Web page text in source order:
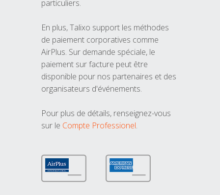
particuliers.
En plus, Talixo support les méthodes
de paiement corporatives comme
AirPlus. Sur demande spéciale, le
paiement sur facture peut être
disponible pour nos partenaires et des
organisateurs d'événements.
Pour plus de détails, renseignez-vous
sur le Compte Professionel.